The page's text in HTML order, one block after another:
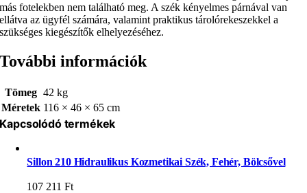
más fotelekben nem található meg. A szék kényelmes párnával van
ellátva az ügyfél számára, valamint praktikus tárolórekeszekkel a
szükséges kiegészítők elhelyezéséhez.
További információk
Tömeg 42 kg
Méretek 116 × 46 × 65 cm
Kapcsolódó termékek
Sillon 210 Hidraulikus Kozmetikai Szék, Fehér, Bölcsővel
107 211Ft